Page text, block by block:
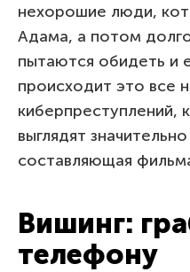
нехорошие люди,
Адама, а потом
пытаются обидеть и
происходит это все
киберпреступлений,
выглядят
составляющая
Вишинг:
телефону